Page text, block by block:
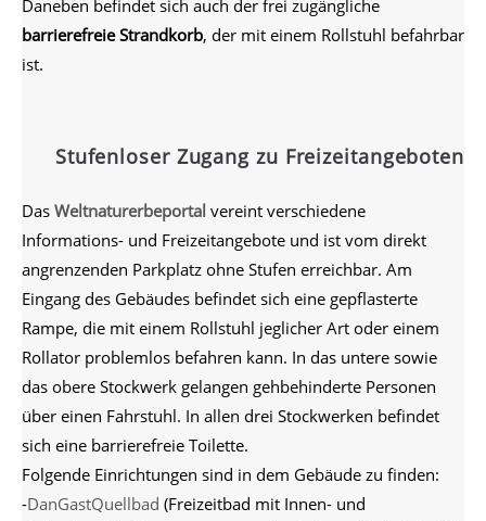
Daneben befindet sich auch der frei zugängliche
barrierefreie Strandkorb, der mit einem Rollstuhl befahrbar
ist.
Stufenloser Zugang zu Freizeitangeboten
Das Weltnaturerbeportal vereint verschiedene
Informations- und Freizeitangebote und ist vom direkt
angrenzenden Parkplatz ohne Stufen erreichbar. Am
Eingang des Gebäudes befindet sich eine gepflasterte
Rampe, die mit einem Rollstuhl jeglicher Art oder einem
Rollator problemlos befahren kann. In das untere sowie
das obere Stockwerk gelangen gehbehinderte Personen
über einen Fahrstuhl. In allen drei Stockwerken befindet
sich eine barrierefreie Toilette.
Folgende Einrichtungen sind in dem Gebäude zu finden:
-DanGastQuellbad (Freizeitbad mit Innen- und